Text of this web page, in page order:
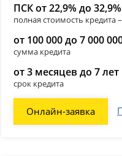
ПСК от 22,9% до 32,9%
полная стоимость кредита
от 100 000 до 7 000
сумма кредита
от 3 месяцев до 7 лет
срок кредита
Онлайн-заявка